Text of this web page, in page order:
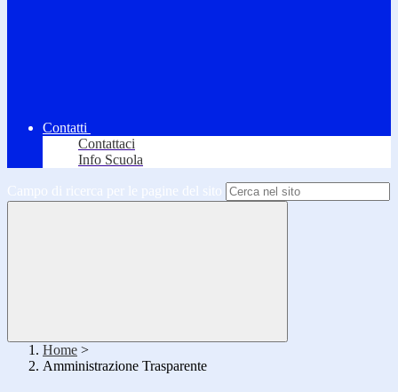
Contatti
Contattaci
Info Scuola
Campo di ricerca per le pagine del sito
Home >
Amministrazione Trasparente